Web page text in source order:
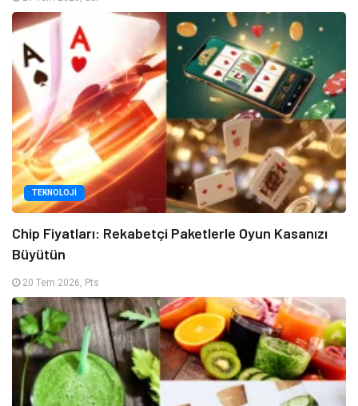
TEKNOLOJI
Chip Fiyatları: Rekabetçi Paketlerle Oyun Kasanızı
Büyütün
20 Tem 2026, Pts